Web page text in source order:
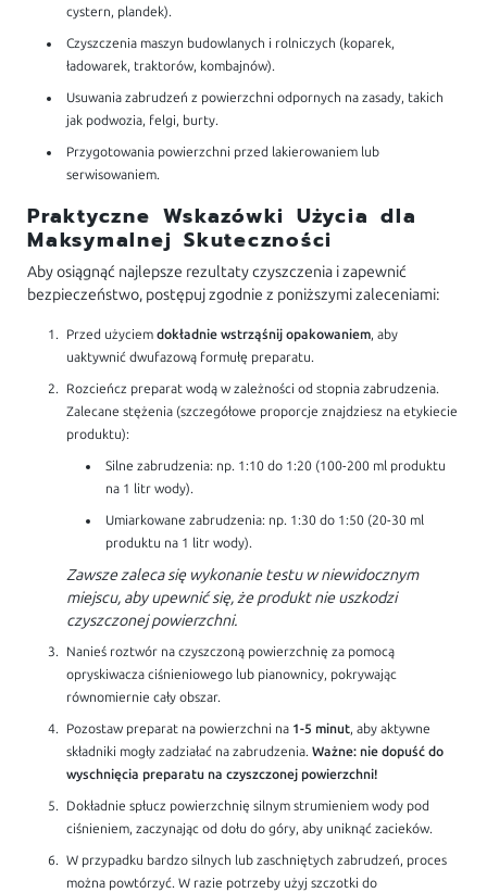
cystern, plandek).
Czyszczenia maszyn budowlanych i rolniczych (koparek,
ładowarek, traktorów, kombajnów).
Usuwania zabrudzeń z powierzchni odpornych na zasady, takich
jak podwozia, felgi, burty.
Przygotowania powierzchni przed lakierowaniem lub
serwisowaniem.
Praktyczne Wskazówki Użycia dla
Maksymalnej Skuteczności
Aby osiągnąć najlepsze rezultaty czyszczenia i zapewnić
bezpieczeństwo, postępuj zgodnie z poniższymi zaleceniami:
Przed użyciemdokładnie wstrząśnij opakowaniem, aby
uaktywnić dwufazową formułę preparatu.
Rozcieńcz preparat wodą w zależności od stopnia zabrudzenia.
Zalecane stężenia (szczegółowe proporcje znajdziesz na etykiecie
produktu):
Silne zabrudzenia: np. 1:10 do 1:20 (100-200 ml produktu
na 1 litr wody).
Umiarkowane zabrudzenia: np. 1:30 do 1:50 (20-30 ml
produktu na 1 litr wody).
Zawsze zaleca się wykonanie testu w niewidocznym
miejscu, aby upewnić się, że produkt nie uszkodzi
czyszczonej powierzchni.
Nanieś roztwór na czyszczoną powierzchnię za pomocą
opryskiwacza ciśnieniowego lub pianownicy, pokrywając
równomiernie cały obszar.
Pozostaw preparat na powierzchni na 1-5 minut, aby aktywne
składniki mogły zadziałać na zabrudzenia.Ważne: nie dopuść do
wyschnięcia preparatu na czyszczonej powierzchni!
Dokładnie spłucz powierzchnię silnym strumieniem wody pod
ciśnieniem, zaczynając od dołu do góry, aby uniknąć zacieków.
W przypadku bardzo silnych lub zaschniętych zabrudzeń, proces
można powtórzyć. W razie potrzeby użyj szczotki do